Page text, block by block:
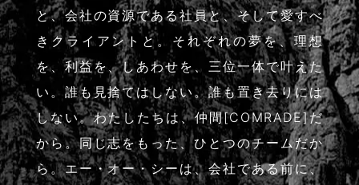
と、会社の資源である社員と、そして愛すべ
きクライアントと。それぞれの夢を、理想
を、利益を、しあわせを、三位一体で叶えた
い。誰も見捨てはしない。誰も置き去りには
しない。わたしたちは、仲間[COMRADE]だ
から。同じ志をもった、ひとつのチームだか
ら。エー・オー・シーは、会社である前に、